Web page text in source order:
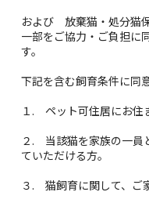
および 放棄猫・処分猫
一部をご協力・ご負担に
す。
下記を含む飼育条件に同
１. ペット可住居にお住
２. 当該猫を家族の一員
ていただける方。
３. 猫飼育に関して、ご